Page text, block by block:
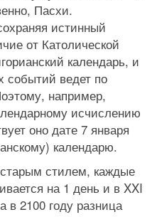
Пасхи.
истинный
от Католической
календарь, и
событий ведет по
например,
исчислению
оно дате 7 января
календарю.
стилем, каждые
на 1 день и в XXI
в 2100 году разница